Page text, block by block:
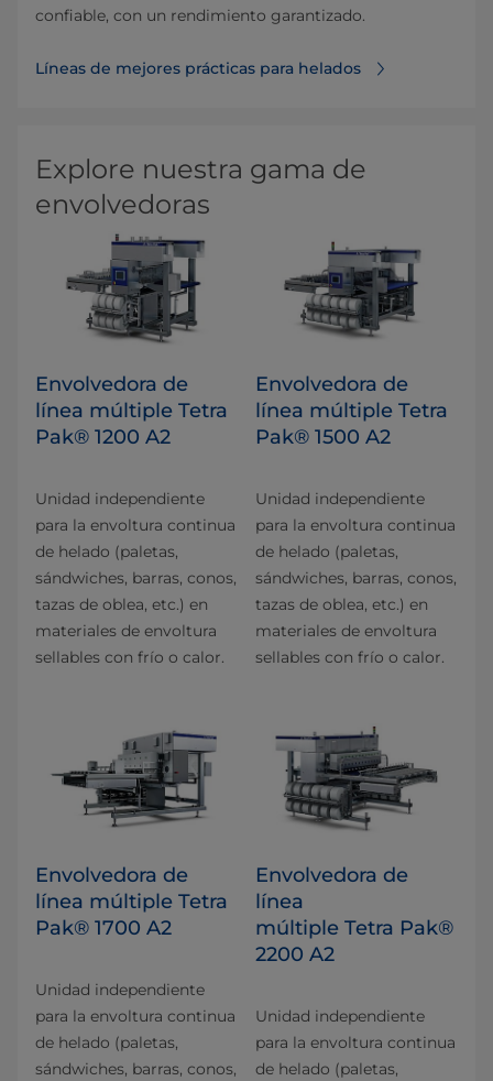
confiable, con un rendimiento garantizado.
Líneas de mejores prácticas para helados
Explore nuestra gama de
envolvedoras
Envolvedora de
línea múltiple Tetra
Pak® 1200 A2
Unidad independiente
para la envoltura continua
de helado (paletas,
sándwiches, barras, conos,
tazas de oblea, etc.) en
materiales de envoltura
sellables con frío o calor.
Envolvedora de
línea múltiple Tetra
Pak® 1500 A2
Unidad independiente
para la envoltura continua
de helado (paletas,
sándwiches, barras, conos,
tazas de oblea, etc.) en
materiales de envoltura
sellables con frío o calor.
Envolvedora de
línea múltiple Tetra
Pak® 1700 A2
Unidad independiente
para la envoltura continua
de helado (paletas,
sándwiches, barras, conos,
Envolvedora de
línea
múltiple Tetra Pak®
2200 A2
Unidad independiente
para la envoltura continua
de helado (paletas,